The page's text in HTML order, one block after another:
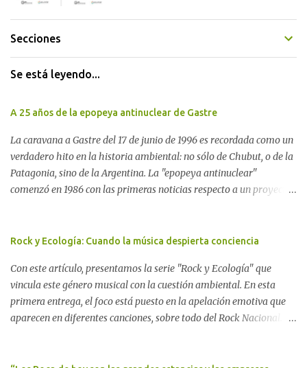
Secciones
Se está leyendo...
A 25 años de la epopeya antinuclear de Gastre
La caravana a Gastre del 17 de junio de 1996 es recordada como un
verdadero hito en la historia ambiental: no sólo de Chubut, o de la
Patagonia, sino de la Argentina. La "epopeya antinuclear"
comenzó en 1986 con las primeras noticias respecto a un proyecto
proyecto legislativo nacional al respecto. En este artículo, la
Movimiento Antinuclear de Chubut (MACH) liderada por Javier
Rodríguez Pardo, como una lección de rebelión democrática
territorial frente a las imposiciones de la tecnocracia nuclear
globalizada. Dossier N° 3 "La crisis nuclear en el mundo. A 10 años
Rock y Ecología: Cuando la música despierta conciencia
Con este artículo, presentamos la serie "Rock y Ecología" que
vincula este género musical con la cuestión ambiental. En esta
primera entrega, el foco está puesto en la apelación emotiva que
aparecen en diferentes canciones, sobre todo del Rock Nacional.